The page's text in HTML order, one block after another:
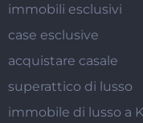
immobili esclusivi
case esclusive
acquistare casale
superattico di lusso
immobile di lusso a